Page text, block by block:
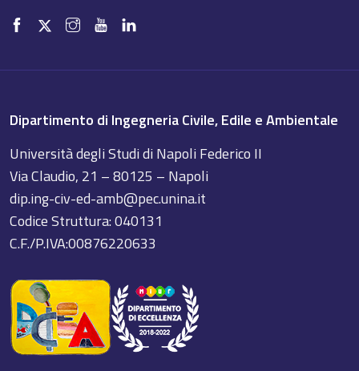
Dipartimento di Ingegneria Civile, Edile e Ambientale
Università degli Studi di Napoli Federico II
Via Claudio, 21 – 80125 – Napoli
dip.ing-civ-ed-amb@pec.unina.it
Codice Struttura: 040131
C.F./P.IVA:00876220633